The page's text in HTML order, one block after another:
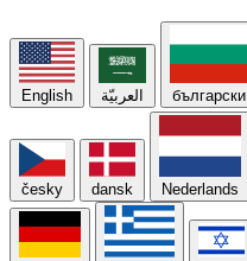
English العربيّة български
česky dansk Nederlands